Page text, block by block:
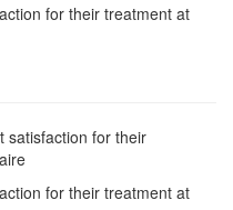
for their treatment at
satisfaction for their
for their treatment at